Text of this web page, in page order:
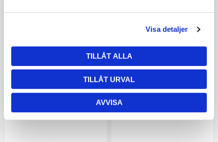
Visa detaljer
TILLÅT ALLA
TILLÅT URVAL
AVVISA
NST Keramisk backing Platt
961702615
171.13
KÖP
NST Keramisk backing TJ
2701T (18m/krt)
961702615
203.94
KÖP